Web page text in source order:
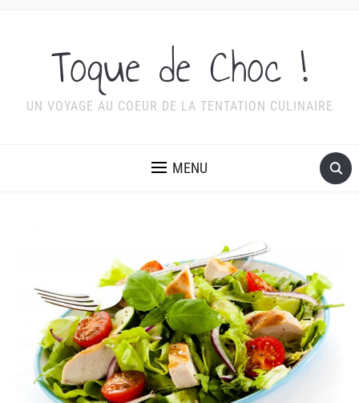
Toque de Choc !
UN VOYAGE AU COEUR DE LA TENTATION CULINAIRE
MENU